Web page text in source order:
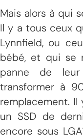
Mais alors à qui
Il y a tous ceux
Lynnfield, ou
bébé, et qui se
panne de
transformer à
remplacement.
un SSD de
encore sous